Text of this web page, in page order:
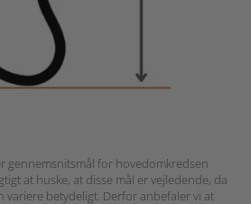
gennemsnitsmål for hovedomkredsen
at huske, at disse mål er vejledende, da
variere betydeligt. Derfor anbefaler vi at